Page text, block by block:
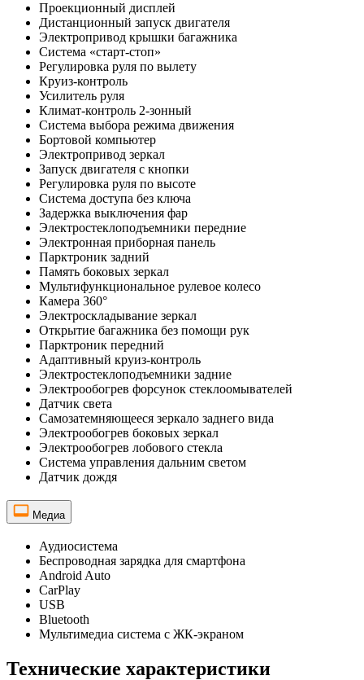
Проекционный дисплей
Дистанционный запуск двигателя
Электропривод крышки багажника
Система «старт-стоп»
Регулировка руля по вылету
Круиз-контроль
Усилитель руля
Климат-контроль 2-зонный
Система выбора режима движения
Бортовой компьютер
Электропривод зеркал
Запуск двигателя с кнопки
Регулировка руля по высоте
Система доступа без ключа
Задержка выключения фар
Электростеклоподъемники передние
Электронная приборная панель
Парктроник задний
Память боковых зеркал
Мультифункциональное рулевое колесо
Камера 360°
Электроскладывание зеркал
Открытие багажника без помощи рук
Парктроник передний
Адаптивный круиз-контроль
Электростеклоподъемники задние
Электрообогрев форсунок стеклоомывателей
Датчик света
Самозатемняющееся зеркало заднего вида
Электрообогрев боковых зеркал
Электрообогрев лобового стекла
Система управления дальним светом
Датчик дождя
Медиа
Аудиосистема
Беспроводная зарядка для смартфона
Android Auto
CarPlay
USB
Bluetooth
Мультимедиа система с ЖК-экраном
Технические характеристики